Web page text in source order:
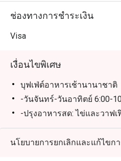
ในน้ำเกรวี่เห็ด (Pork Cheeks
ครีมเห็ดทรัฟเฟิล นอกจากนี้ยัง
ปรุงสดใหม่ ปิดท้ายด้วยเมนูขอ
เฟลเวอร์ส (Flavors) บุฟเฟ่ต์อ
วัน พฤหัสบดี ถึงอาทิตย์ ให้บริกา
21:30 น. ราคา 1,699++ บาทต่อ
ช่องทางการชำระเงิน
Visa
เงื่อนไขพิเศษ
บุฟเฟ่ต์อาหารเช้านานาชาติ
-วันจันทร์-วันอาทิตย์ 6:00-
-ปรุงอาหารสด: ไข่และวาฟเ
บุฟเฟ่ต์อาหารกลางวัน (วันจั
/ ปิดวันเสาร์-อาทิตย์)
นโยบายการยกเลิกและแก้ไขก